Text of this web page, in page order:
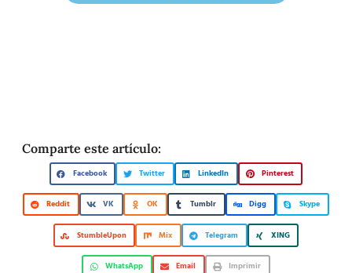
Comparte este artículo:
Facebook Twitter LinkedIn Pinterest
Reddit VK OK Tumblr Digg Skype
StumbleUpon Mix Telegram XING
WhatsApp Email Imprimir